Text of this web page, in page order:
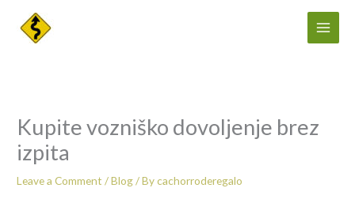
Kupite vozniško dovoljenje brez
izpita
Leave a Comment /Blog/ Bycachorroderegalo